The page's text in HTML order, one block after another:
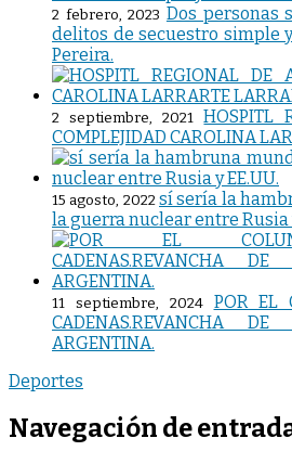
2 febrero, 2023 Dos personas
delitos de secuestro simple
Pereira.
2 septiembre, 2021 HOSPITL
COMPLEJIDAD CAROLINA
15 agosto, 2022 sí sería la
la guerra nuclear entre Rusia
11 septiembre, 2024
POR EL
CADENAS.REVANCHA
ARGENTINA.
Deportes
Navegación de